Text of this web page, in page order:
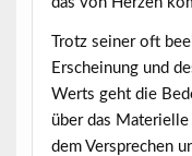
Trotz seiner oft
Erscheinung und
Werts geht die
über das
dem Versprechen